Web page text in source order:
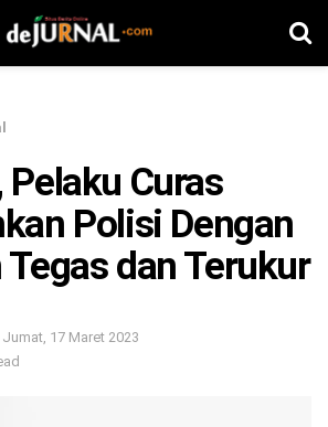
Pelaku Curas
Polisi Dengan
dan Terukur
Jumat, 17 Maret 2023